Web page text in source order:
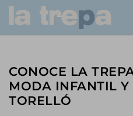
CONOCE LA
MODA INFANTIL Y
TORELLÓ